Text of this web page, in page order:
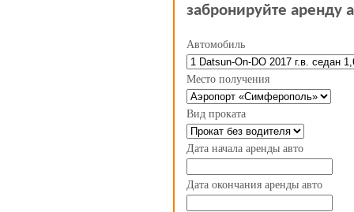
забронируйте аренду
Автомобиль
Место получения
Вид проката
Дата начала аренды авто
Дата окончания аренды авто